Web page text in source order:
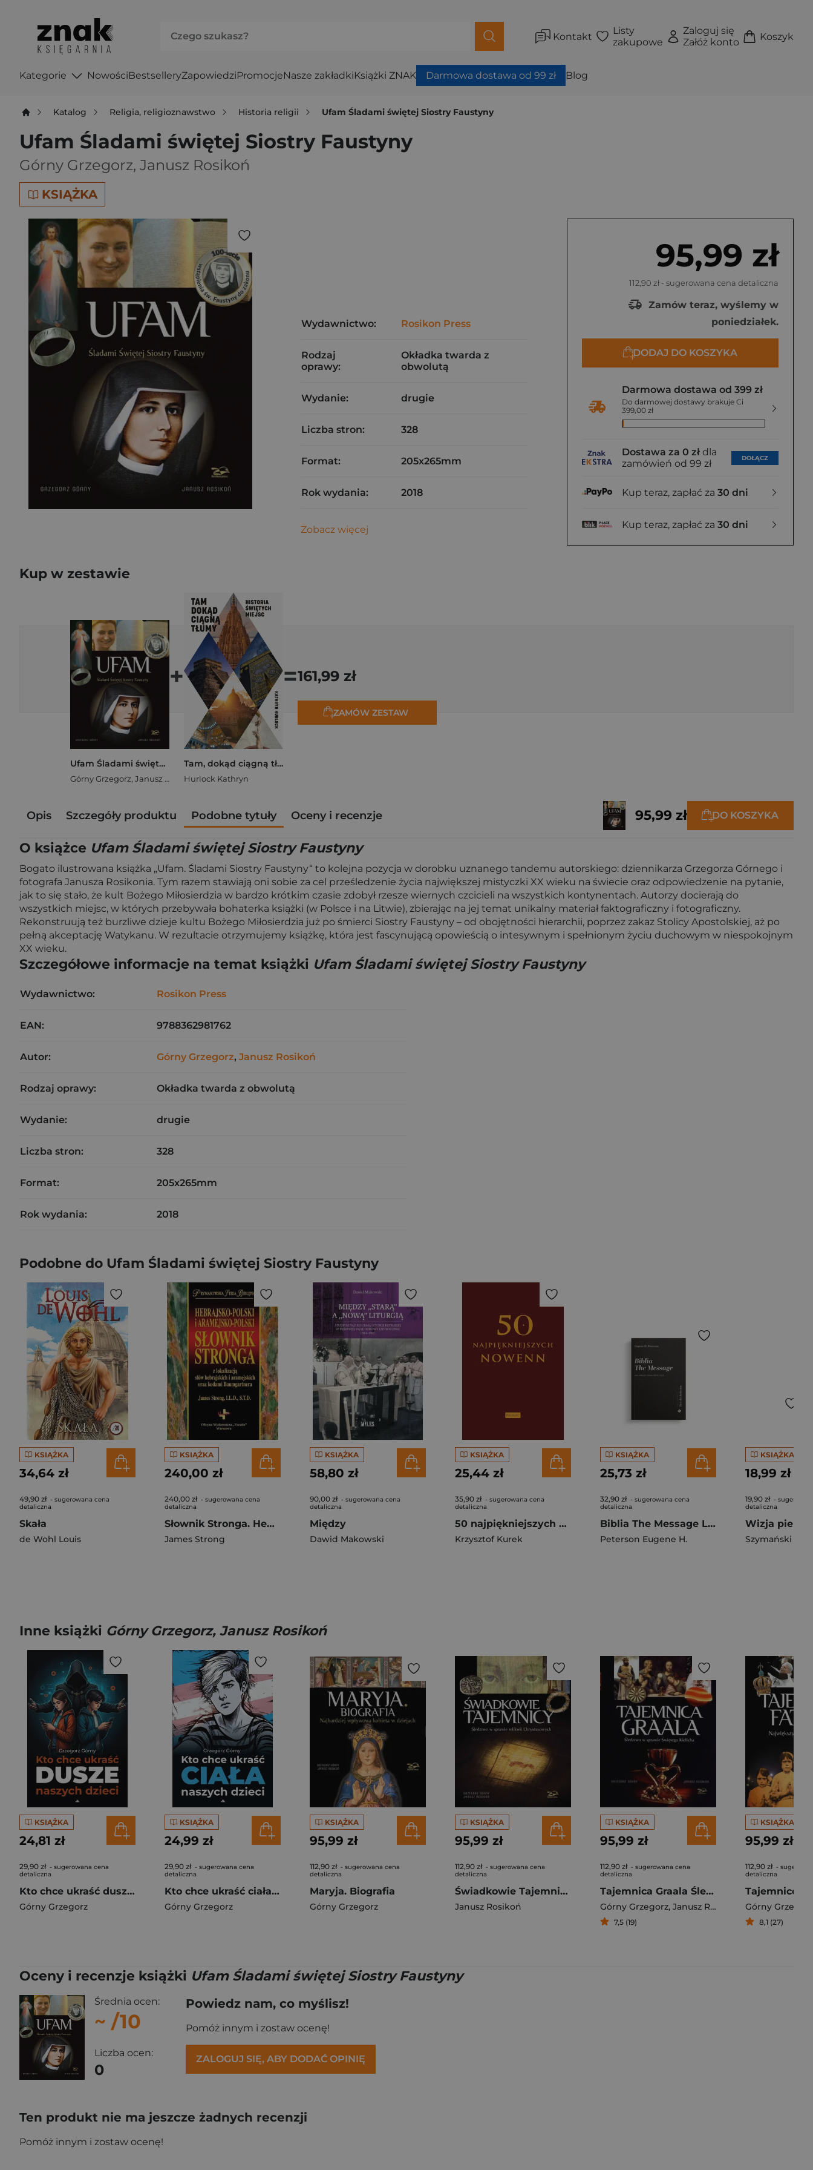
Kontakt
Listy
zakupowe
Zaloguj się
Załóż konto
Koszyk
Kategorie NowościBestselleryZapowiedziPromocjeNasze zakładkiKsiążki ZNAK Darmowa dostawa od 99 zł Blog
Katalog Religia, religioznawstwo Historia religii Ufam Śladami świętej Siostry Faustyny
Ufam Śladami świętej Siostry Faustyny
Górny Grzegorz, Janusz Rosikoń
KSIĄŻKA
95,99 zł
112,90 zł - sugerowana cena detaliczna
Zamów teraz, wyślemy w
poniedziałek.
DODAJ DO KOSZYKA
Darmowa dostawa od 399 zł
Do darmowej dostawy brakuje Ci
399,00 zł
Dostawa za 0 zł dla
zamówień od 99 zł
DOŁĄCZ
Kup teraz, zapłać za 30 dni
Kup teraz, zapłać za 30 dni
Wydawnictwo: Rosikon Press
Rodzaj
oprawy:
Okładka twarda z
obwolutą
Wydanie: drugie
Liczba stron: 328
Format: 205x265mm
Rok wydania: 2018
Zobacz więcej
Kup w zestawie
Ufam Śladami świętej Siostry Faustyny
Górny Grzegorz, Janusz Rosikoń
+
Tam, dokąd ciągną tłumy. Historia świętych miejsc
Hurlock Kathryn
=161,99 zł
ZAMÓW ZESTAW
Opis Szczegóły produktu Podobne tytuły Oceny i recenzje 95,99 zł DO KOSZYKA
O książce Ufam Śladami świętej Siostry Faustyny
Bogato ilustrowana książka „Ufam. Śladami Siostry Faustyny“ to kolejna pozycja w dorobku uznanego tandemu autorskiego: dziennikarza Grzegorza Górnego i
fotografa Janusza Rosikonia. Tym razem stawiają oni sobie za cel prześledzenie życia największej mistyczki XX wieku na świecie oraz odpowiedzenie na pytanie,
jak to się stało, że kult Bożego Miłosierdzia w bardzo krótkim czasie zdobył rzesze wiernych czcicieli na wszystkich kontynentach. Autorzy docierają do
wszystkich miejsc, w których przebywała bohaterka książki (w Polsce i na Litwie), zbierając na jej temat unikalny materiał faktograficzny i fotograficzny.
Rekonstruują też burzliwe dzieje kultu Bożego Miłosierdzia już po śmierci Siostry Faustyny – od obojętności hierarchii, poprzez zakaz Stolicy Apostolskiej, aż po
pełną akceptację Watykanu. W rezultacie otrzymujemy książkę, która jest fascynującą opowieścią o intesywnym i spełnionym życiu duchowym w niespokojnym
XX wieku.
Szczegółowe informacje na temat książki Ufam Śladami świętej Siostry Faustyny
Wydawnictwo: Rosikon Press
EAN: 9788362981762
Autor: Górny Grzegorz, Janusz Rosikoń
Rodzaj oprawy: Okładka twarda z obwolutą
Wydanie: drugie
Liczba stron: 328
Format: 205x265mm
Rok wydania: 2018
Podobne do Ufam Śladami świętej Siostry Faustyny
KSIĄŻKA
34,64 zł
49,90 zł - sugerowana cena
detaliczna
Skała
de Wohl Louis
KSIĄŻKA
240,00 zł
240,00 zł - sugerowana cena
detaliczna
Słownik Stronga. Hebrajsko-Pol i Aramejsko-Pol
James Strong
KSIĄŻKA
58,80 zł
90,00 zł - sugerowana cena
detaliczna
Między
Dawid Makowski
KSIĄŻKA
25,44 zł
35,90 zł - sugerowana cena
detaliczna
50 najpiękniejszych nowenn
Krzysztof Kurek
KSIĄŻKA
25,73 zł
32,90 zł - sugerowana cena
detaliczna
Biblia The Message List do Kolosan Parafraza Pisma Świętego
Peterson Eugene H.
KSIĄŻKA
18,99 zł
19,90 zł -
detaliczna
Szymański
Inne książki Górny Grzegorz, Janusz Rosikoń
KSIĄŻKA
24,81 zł
29,90 zł - sugerowana cena
detaliczna
Kto chce ukraść dusze naszych dzieci
Górny Grzegorz
KSIĄŻKA
24,99 zł
29,90 zł - sugerowana cena
detaliczna
Kto chce ukraść ciała naszych dzieci
Górny Grzegorz
KSIĄŻKA
95,99 zł
112,90 zł - sugerowana cena
detaliczna
Maryja. Biografia
Górny Grzegorz
KSIĄŻKA
95,99 zł
112,90 zł - sugerowana cena
detaliczna
Świadkowie Tajemnicy Śledztwo w sprawie relikwii Chrystusowych
Janusz Rosikoń
KSIĄŻKA
95,99 zł
112,90 zł - sugerowana cena
detaliczna
Tajemnica Graala Śledztwo w sprawie Świętego Kielicha
Górny Grzegorz, Janusz Rosikoń
7,5 (19)
KSIĄŻKA
95,99 zł
112,90 zł -
detaliczna
Górny Grzegorz
8,1 (27)
Oceny i recenzje książki Ufam Śladami świętej Siostry Faustyny
Średnia ocen:
~ /10
Liczba ocen:
0
Powiedz nam, co myślisz!
Pomóż innym i zostaw ocenę!
ZALOGUJ SIĘ, ABY DODAĆ OPINIĘ
Ten produkt nie ma jeszcze żadnych recenzji
Pomóż innym i zostaw ocenę!